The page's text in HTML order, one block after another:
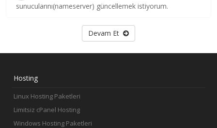
sunucularını(nameserver) güncellemek istiyorum.
Devam Et
Hosting
Linux Hosting Paketleri
Limitsiz cPanel Hosting
Windows Hosting Paketleri